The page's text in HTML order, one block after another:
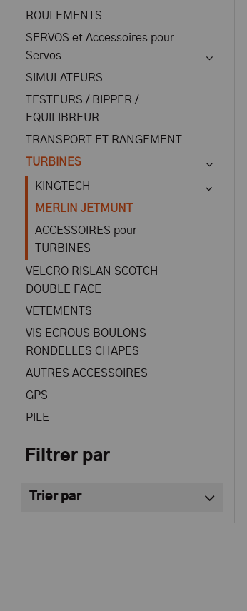
ROULEMENTS
SERVOS et Accessoires pour
Servos
SIMULATEURS
TESTEURS / BIPPER /
EQUILIBREUR
TRANSPORT ET RANGEMENT
TURBINES
KINGTECH
MERLIN JETMUNT
ACCESSOIRES pour
TURBINES
VELCRO RISLAN SCOTCH
DOUBLE FACE
VETEMENTS
VIS ECROUS BOULONS
RONDELLES CHAPES
AUTRES ACCESSOIRES
GPS
PILE
Filtrer par
Trier par